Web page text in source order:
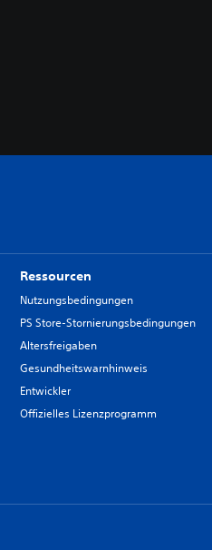
Ressourcen
Nutzungsbedingungen
PS Store-Stornierungsbedingungen
Altersfreigaben
Gesundheitswarnhinweis
Entwickler
Offizielles Lizenzprogramm